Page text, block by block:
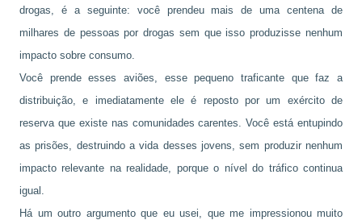
drogas, é a seguinte: você prendeu mais de uma centena de
milhares de pessoas por drogas sem que isso produzisse nenhum
impacto sobre consumo.
Você prende esses aviões, esse pequeno traficante que faz a
distribuição, e imediatamente ele é reposto por um exército de
reserva que existe nas comunidades carentes. Você está entupindo
as prisões, destruindo a vida desses jovens, sem produzir nenhum
impacto relevante na realidade, porque o nível do tráfico continua
igual.
Há um outro argumento que eu usei, que me impressionou muito